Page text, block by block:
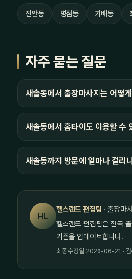
진안동 병점동 기배동
자주 묻는 질문
새솔동에서 출장마사지는 어떻
새솔동에서 홈타이도 이용할 수
새솔동까지 방문에 얼마나 걸리
HL
헬스랜드 편집팀 · 출장마
헬스랜드 편집팀은 전국
기준을 업데이트합니다.
최종 수정일 2026-06-21 · 검